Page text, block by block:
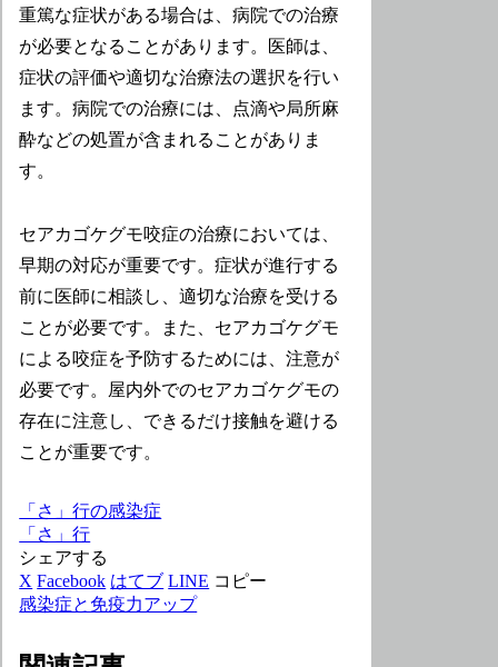
重篤な症状がある場合は、病院での治療
が必要となることがあります。医師は、
症状の評価や適切な治療法の選択を行い
ます。病院での治療には、点滴や局所麻
酔などの処置が含まれることがありま
す。
セアカゴケグモ咬症の治療においては、
早期の対応が重要です。症状が進行する
前に医師に相談し、適切な治療を受ける
ことが必要です。また、セアカゴケグモ
による咬症を予防するためには、注意が
必要です。屋内外でのセアカゴケグモの
存在に注意し、できるだけ接触を避ける
ことが重要です。
「さ」行の感染症
「さ」行
シェアする
X Facebook はてブ LINE コピー
感染症と免疫力アップ